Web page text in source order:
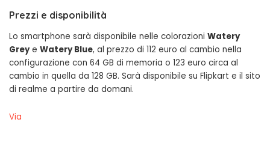
Prezzi e disponibilità
Lo smartphone sarà disponibile nelle colorazioni Watery
Greye Watery Blue, al prezzo di 112 euro al cambio nella
configurazione con 64 GB di memoria o 123 euro circa al
cambio in quella da 128 GB. Sarà disponibile su Flipkart e il sito
di realme a partire da domani.
Via